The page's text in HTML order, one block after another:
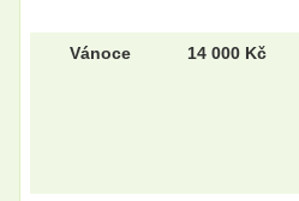
Vánoce 14 000 Kč